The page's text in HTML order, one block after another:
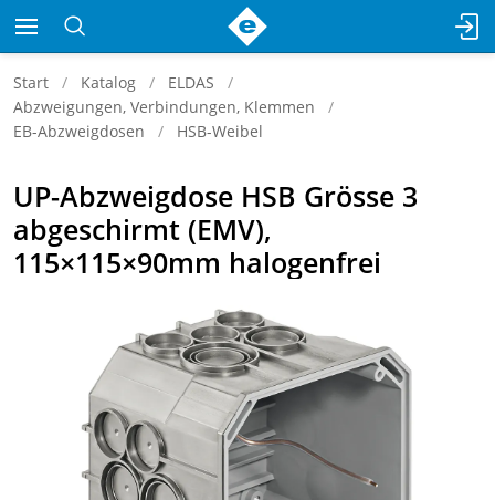
Start Katalog
ELDAS
Abzweigungen, Verbindungen, Klemmen
EB-Abzweigdosen
HSB-Weibel
UP-Abzweigdose HSB Grösse 3
abgeschirmt (EMV),
115×115×90mm halogenfrei